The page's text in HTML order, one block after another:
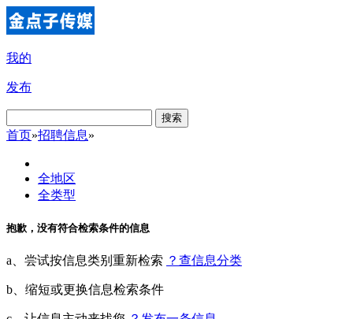
我的
发布
搜索
首页»招聘信息»
全地区
全类型
抱歉，没有符合检索条件的信息
a、尝试按信息类别重新检索 ？查信息分类
b、缩短或更换信息检索条件